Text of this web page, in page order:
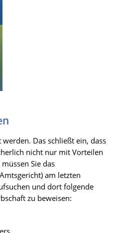
Das schließt ein, dass
nicht nur mit Vorteilen
Sie das
am letzten
und dort folgende
zu beweisen: